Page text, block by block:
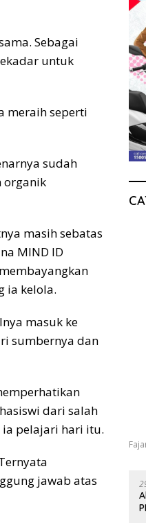
Sebagai
untuk
meraih seperti
sudah
organik
masih sebatas
MIND ID
ia kelola.
masuk ke
sumbernya dan
dari salah
ia pelajari hari itu.
jawab atas